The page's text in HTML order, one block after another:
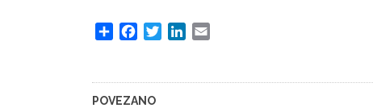
Share FacebookTwitterLinkedIn
POVEZANO